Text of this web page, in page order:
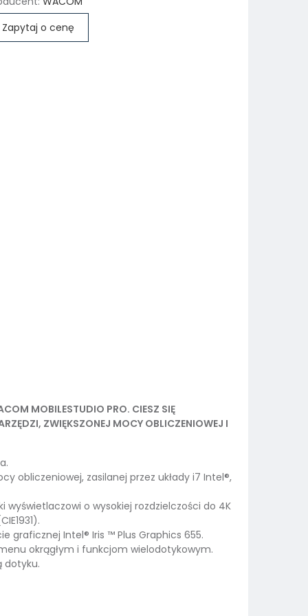
Zapytaj o cenę
MOBILESTUDIO PRO. CIESZ SIĘ
ZWIĘKSZONEJ MOCY OBLICZENIOWEJ I
obliczeniowej, zasilanej przez układy i7 Intel®,
wyświetlaczowi o wysokiej rozdzielczości do 4K
graficznej Intel® Iris ™ Plus Graphics 655.
okrągłym i funkcjom wielodotykowym.
dotyku.